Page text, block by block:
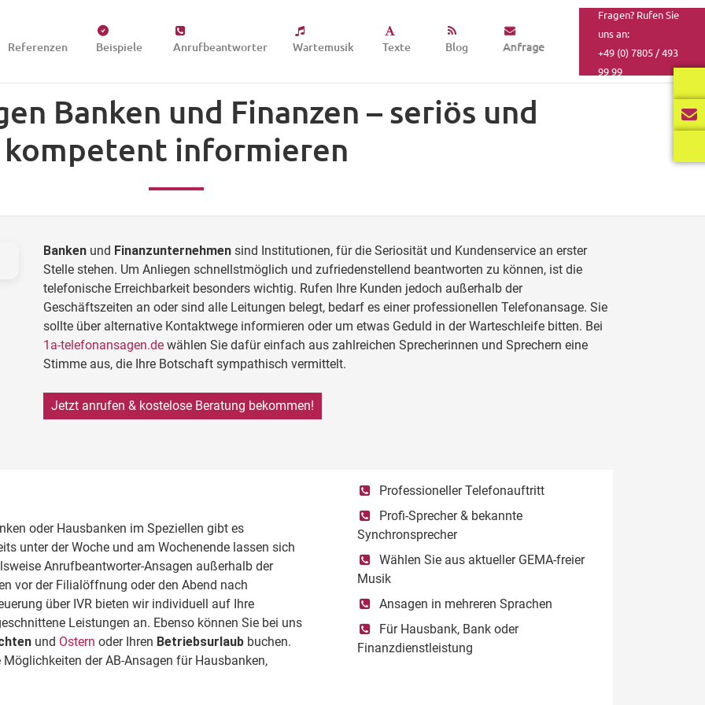
Referenzen Beispiele Anrufbeantworter Wartemusik Texte Blog Anfrage
Fragen? Rufen Sie
uns an:
+49 (0) 7805 / 493
99 99
Banken und Finanzen – seriös und
kompetent informieren
Bankenund Finanzunternehmensind Institutionen, für die Seriosität und Kundenservice an erster
Stelle stehen. Um Anliegen schnellstmöglich und zufriedenstellend beantworten zu können, ist die
telefonische Erreichbarkeit besonders wichtig. Rufen Ihre Kunden jedoch außerhalb der
Geschäftszeiten an oder sind alle Leitungen belegt, bedarf es einer professionellen Telefonansage. Sie
sollte über alternative Kontaktwege informieren oder um etwas Geduld in der Warteschleife bitten. Bei
1a-telefonansagen.dewählen Sie dafür einfach aus zahlreichen Sprecherinnen und Sprechern eine
Stimme aus, die Ihre Botschaft sympathisch vermittelt.
Jetzt anrufen & kostelose Beratung bekommen!
oder Hausbanken im Speziellen gibt es
unter der Woche und am Wochenende lassen sich
Anrufbeantworter-Ansagen außerhalb der
vor der Filialöffnung oder den Abend nach
über IVR bieten wir individuell auf Ihre
Leistungen an. Ebenso können Sie bei uns
und Ostern oder Ihren Betriebsurlaub buchen.
der AB-Ansagen für Hausbanken,
Professioneller Telefonauftritt
Profi-Sprecher & bekannte
Synchronsprecher
Wählen Sie aus aktueller GEMA-freier
Musik
Ansagen in mehreren Sprachen
Für Hausbank, Bank oder
Finanzdienstleistung